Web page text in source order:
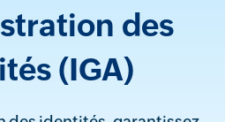
des
(IGA)